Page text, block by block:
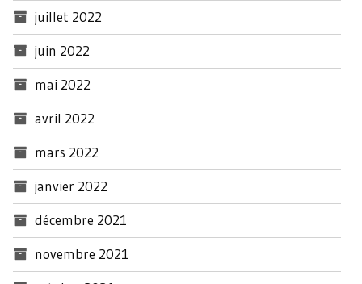
juillet 2022
juin 2022
mai 2022
avril 2022
mars 2022
janvier 2022
décembre 2021
novembre 2021